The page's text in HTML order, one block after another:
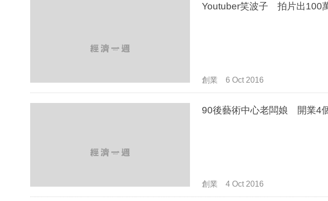
Youtuber笑波子 拍片出100
創業 6 Oct 2016
90後藝術中心老闆娘 開業4
創業 4 Oct 2016